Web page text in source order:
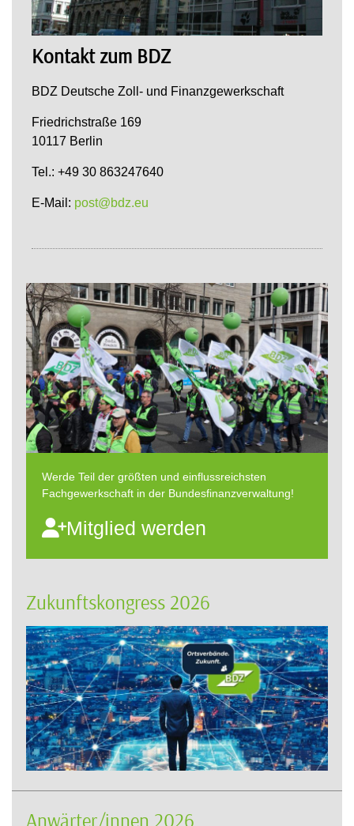
Kontakt zum BDZ
BDZ Deutsche Zoll- und Finanzgewerkschaft
Friedrichstraße 169
10117 Berlin
Tel.: +49 30 863247640
E-Mail: post@bdz.eu
Werde Teil der größten und einflussreichsten
Fachgewerkschaft in der Bundesfinanzverwaltung!
Mitglied werden
Zukunftskongress 2026
Anwärter/innen 2026